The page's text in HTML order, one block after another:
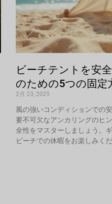
ビーチテントを安
のための5つの固定
2月 23, 2025
風の強いコンディションでの
要不可欠なアンカリングのヒ
全性をマスターしましょう。
ビーチでの休暇をお楽しみくだ